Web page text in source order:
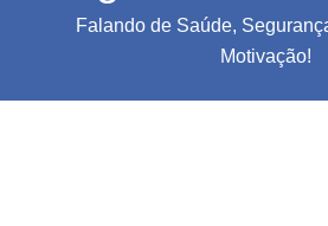
Falando de Saúde,
Motivação!